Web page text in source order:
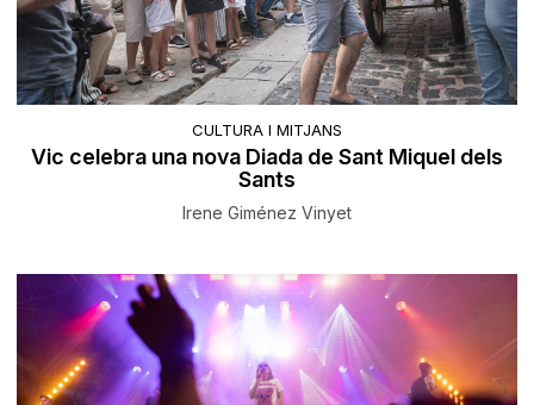
CULTURA I MITJANS
Vic celebra una nova Diada de Sant Miquel dels
Sants
Irene Giménez Vinyet